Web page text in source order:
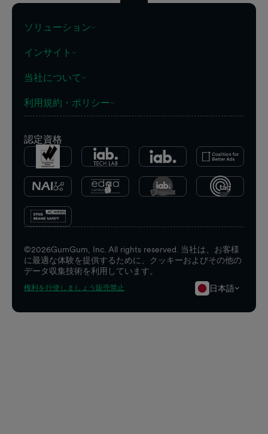
ソリューション
インサイト
当社について
利用規約・ポリシー
認定資格
©2026GumGum, Inc. All rights reserved. 当社は、お客様
に最適な体験を提供するために、クッキーおよびその他の
データ収集技術を利用しています。
権利を行使しましょう 販売禁止 日本語